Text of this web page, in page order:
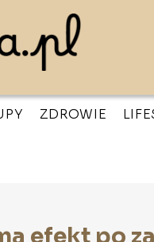
ZDROWIE
efekt po